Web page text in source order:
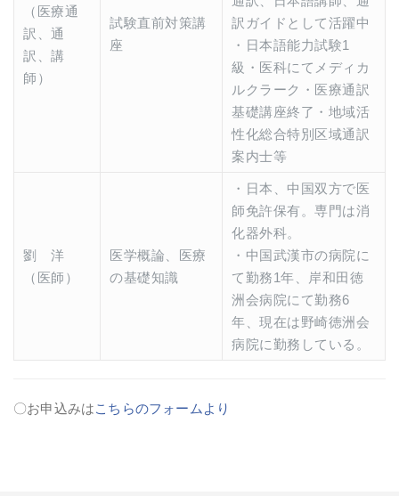
（医療通
訳、通
訳、講
師）
試験直前対策講
座
訳ガイドとして活躍中
・日本語能力試験1
級・医科にてメディカ
ルクラーク・医療通訳
基礎講座終了・地域活
性化総合特別区域通訳
案内士等
劉 洋
（医師）
医学概論、医療
の基礎知識
・日本、中国双方で医
師免許保有。専門は消
化器外科。
・中国武漢市の病院に
て勤務1年、岸和田徳
洲会病院にて勤務6
年、現在は野崎徳洲会
病院に勤務している。
〇お申込みはこちらのフォームより